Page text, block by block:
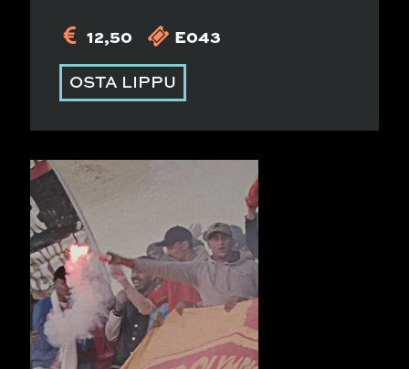
12,50 E043
OSTA LIPPU